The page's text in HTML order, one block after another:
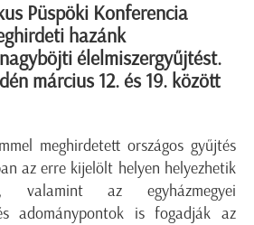
Püspöki Konferencia
hazánk
élelmiszergyűjtést.
március 12. és 19. között
meghirdetett országos gyűjtés
az erre kijelölt helyen helyezhetik
valamint az egyházmegyei
adománypontok is fogadják az